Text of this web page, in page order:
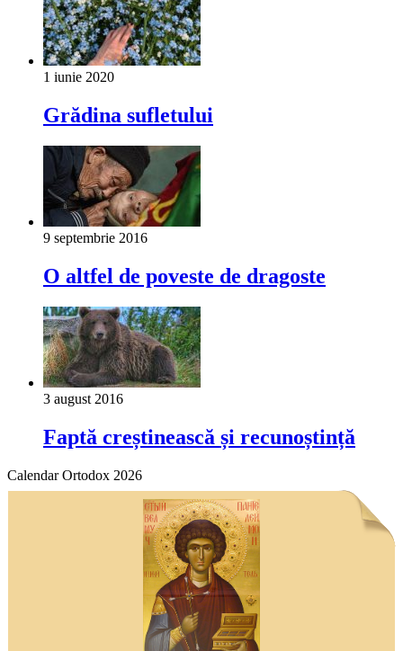
1 iunie 2020
Grădina sufletului
9 septembrie 2016
O altfel de poveste de dragoste
3 august 2016
Faptă creștinească și recunoștință
Calendar Ortodox 2026